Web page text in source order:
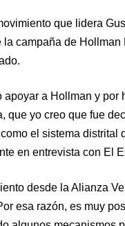
que lidera
campaña de Hollman
a Hollman y por
que yo creo que fue
el sistema distrital
en entrevista con El
desde la Alianza
esa razón, es muy